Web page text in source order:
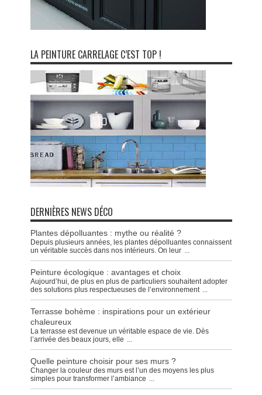
LA PEINTURE CARRELAGE C’EST TOP !
DERNIÈRES NEWS DÉCO
Plantes dépolluantes : mythe ou réalité ?
Depuis plusieurs années, les plantes dépolluantes connaissent
un véritable succès dans nos intérieurs. On leur ...
Peinture écologique : avantages et choix
Aujourd’hui, de plus en plus de particuliers souhaitent adopter
des solutions plus respectueuses de l’environnement ...
Terrasse bohème : inspirations pour un extérieur
chaleureux
La terrasse est devenue un véritable espace de vie. Dès
l’arrivée des beaux jours, elle ...
Quelle peinture choisir pour ses murs ?
Changer la couleur des murs est l’un des moyens les plus
simples pour transformer l’ambiance ...